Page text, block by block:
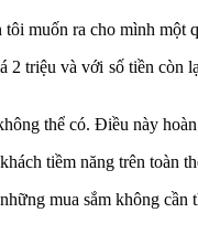
muốn ra cho mình một
2 triệu và với số tiền còn
thể có. Điều này
tiềm năng trên toàn
mua sắm không cần